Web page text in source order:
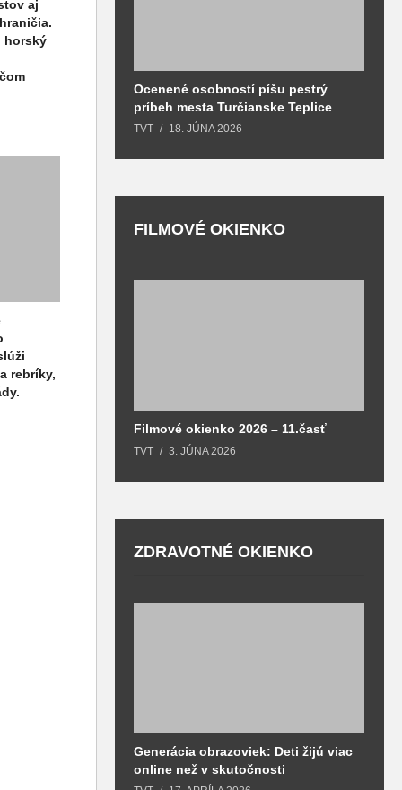
aj
horský
rebríky,
Ocenené osobností píšu pestrý
príbeh mesta Turčianske Teplice
TVT 18. JÚNA 2026
FILMOVÉ OKIENKO
Filmové okienko 2026 – 11.časť
TVT 3. JÚNA 2026
ZDRAVOTNÉ OKIENKO
Generácia obrazoviek: Deti žijú viac
online než v skutočnosti